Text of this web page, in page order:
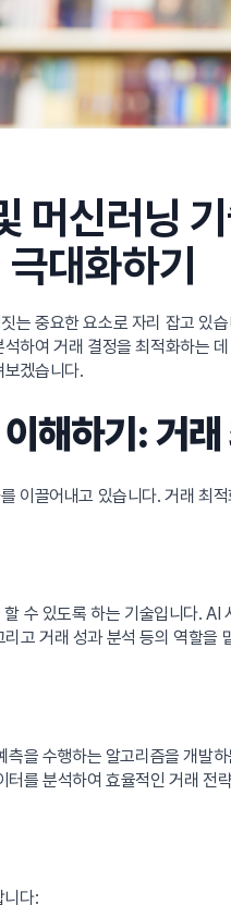
머신러닝
대화하기
는 중요한 요소로 자리 잡고
하여 거래 결정을 최적화하는
겠습니다.
해하기: 거
이끌어내고 있습니다. 거래
수 있도록 하는 기술입니다.
고 거래 성과 분석 등의 역할을
을 수행하는 알고리즘을 개
를 분석하여 효율적인 거래
니다: